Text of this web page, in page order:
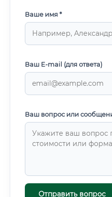
Ваше имя *
Ваш E-mail (для ответа)
Ваш вопрос или
Отправить вопрос